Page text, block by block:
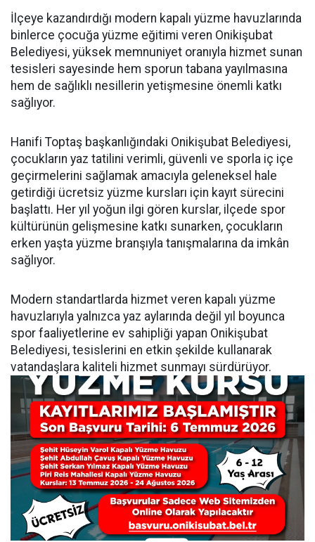
İlçeye kazandırdığı modern kapalı yüzme havuzlarında
binlerce çocuğa yüzme eğitimi veren Onikişubat
Belediyesi, yüksek memnuniyet oranıyla hizmet sunan
tesisleri sayesinde hem sporun tabana yayılmasına
hem de sağlıklı nesillerin yetişmesine önemli katkı
sağlıyor.
Hanifi Toptaş başkanlığındaki Onikişubat Belediyesi,
çocukların yaz tatilini verimli, güvenli ve sporla iç içe
geçirmelerini sağlamak amacıyla geleneksel hale
getirdiği ücretsiz yüzme kursları için kayıt sürecini
başlattı. Her yıl yoğun ilgi gören kurslar, ilçede spor
kültürünün gelişmesine katkı sunarken, çocukların
erken yaşta yüzme branşıyla tanışmalarına da imkân
sağlıyor.
Modern standartlarda hizmet veren kapalı yüzme
havuzlarıyla yalnızca yaz aylarında değil yıl boyunca
spor faaliyetlerine ev sahipliği yapan Onikişubat
Belediyesi, tesislerini en etkin şekilde kullanarak
vatandaşlara kaliteli hizmet sunmayı sürdürüyor.